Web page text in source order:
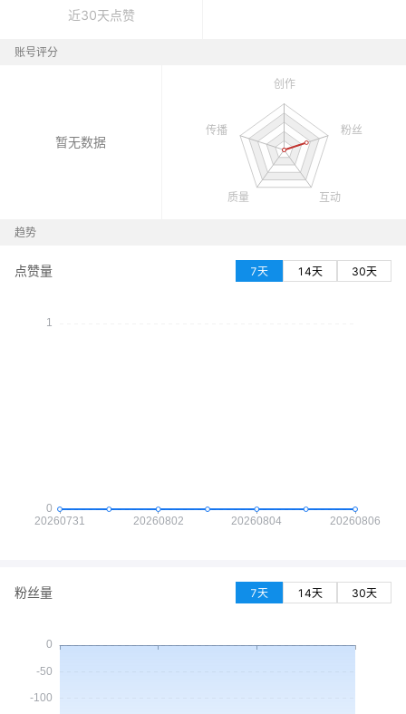
近30天点赞
账号评分
暂无数据
趋势
点赞量 7天 14天 30天
粉丝量 7天 14天 30天